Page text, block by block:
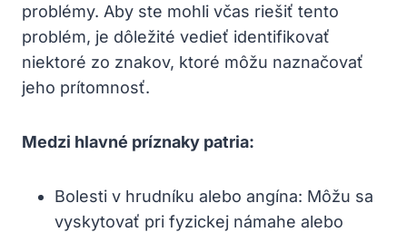
problémy. Aby ste mohli včas riešiť tento
problém, je dôležité vedieť identifikovať
niektoré zo znakov, ‍ktoré môžu naznačovať⁤
jeho prítomnosť.
Medzi hlavné príznaky patria:
Bolesti⁢ v hrudníku alebo angína: Môžu sa
vyskytovať ‌pri⁤ fyzickej námahe alebo